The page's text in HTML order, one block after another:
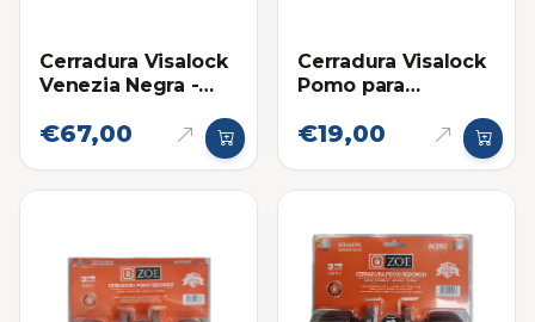
Cerradura Visalock
Venezia Negra -
€67,00
Cerradura Visalock
Pomo para
€19,00